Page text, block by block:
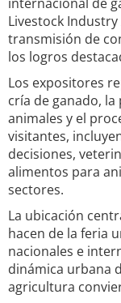
Livestock
transmisión de
los logros
Los expositores
cría de ganado,
animales y el
visitantes,
decisiones,
alimentos para
sectores.
La ubicación
hacen de la feria
nacionales e
dinámica urbana
agricultura